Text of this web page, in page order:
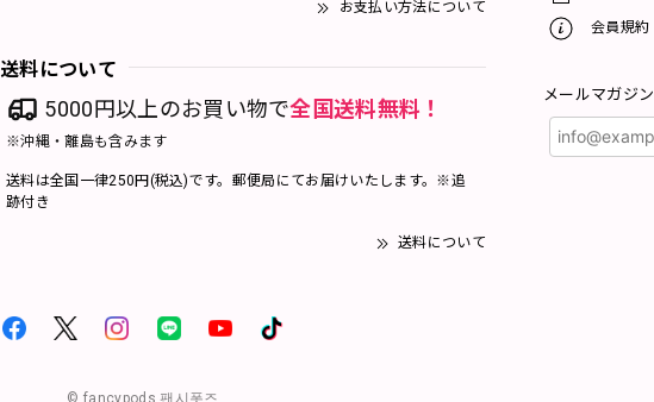
お支払い方法について
送料について
5000円以上のお買い物で全国送料無料！
※沖縄・離島も含みます
送料は全国一律250円(税込)です。郵便局にてお届けいたします。※追
跡付き
送料について
会員規約
メールマガジン
© fancypods 팬시폿즈